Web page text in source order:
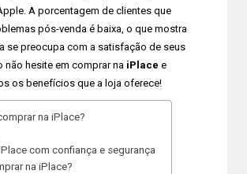
A porcentagem de clientes que
pós-venda é baixa, o que mostra
se preocupa com a satisfação de seus
não hesite em comprar na iPlace e
os benefícios que a loja oferece!
na iPlace?
com confiança e segurança
na iPlace?